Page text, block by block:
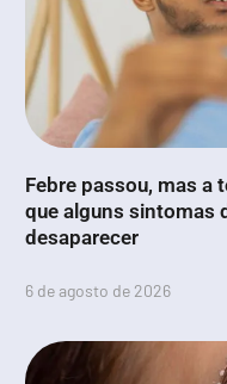
Febre passou, mas a
que alguns sintomas
desaparecer
6 de agosto de 2026